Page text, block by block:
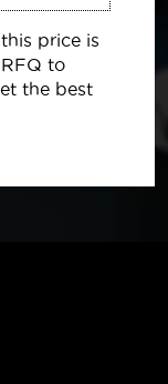
price is
to
the best